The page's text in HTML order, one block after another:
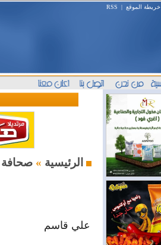
خريطة الموقع |
RSS
الرئيسية »
علي قاسم